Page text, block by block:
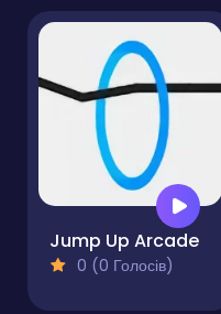
Jump Up Arcade
0 (0 Голосів)